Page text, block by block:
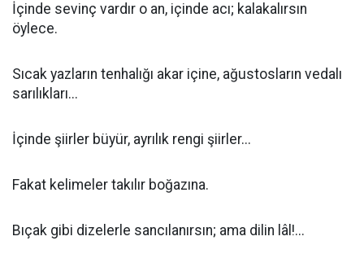
İçinde sevinç vardır o an, içinde acı; kalakalırsın
öylece.
Sıcak yazların tenhalığı akar içine, ağustosların vedalı
sarılıkları...
İçinde şiirler büyür, ayrılık rengi şiirler...
Fakat kelimeler takılır boğazına.
Bıçak gibi dizelerle sancılanırsın; ama dilin lâl!...